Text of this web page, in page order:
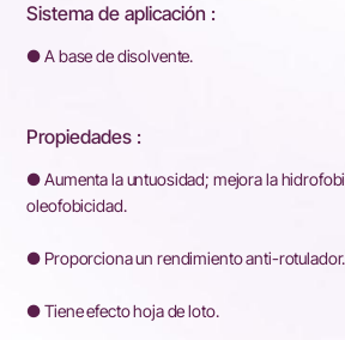
Sistema de aplicación :
● A base de disolvente.
Propiedades :
● Aumenta la untuosidad; mejora la
oleofobicidad.
● Proporciona un rendimiento anti-rotulador.
● Tiene efecto hoja de loto.